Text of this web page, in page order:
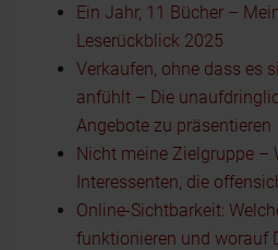
Ein Jahr, 11 Bücher –
Leserückblick 2025
Verkaufen, ohne dass es
anfühlt – Die
Angebote zu präsentieren
Nicht meine Zielgruppe –
Interessenten, die
Online-Sichtbarkeit:
funktionieren und worauf